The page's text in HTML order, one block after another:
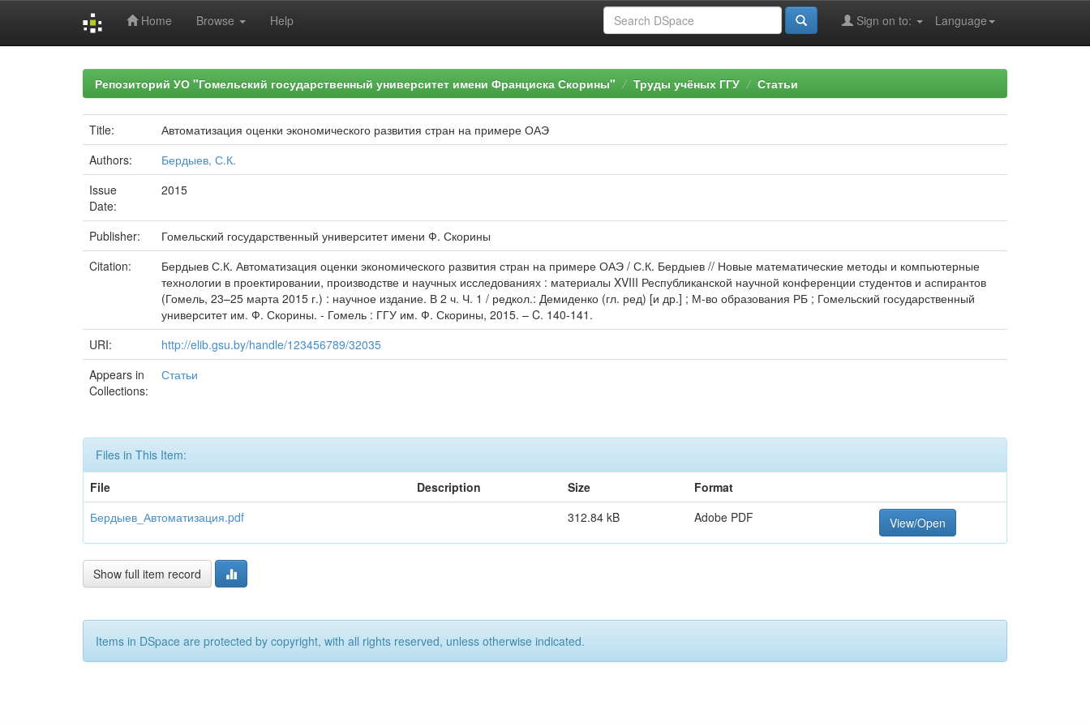
Home Browse Help Language
Sign on to:
Репозиторий УО "Гомельский государственный университет имени Франциска Скорины" Труды учёных ГГУ Статьи
Title:
Автоматизация оценки экономического развития стран на примере ОАЭ
Authors:
Бердыев, С.К.
Issue
Date:
2015
Publisher:
Гомельский государственный университет имени Ф. Скорины
Citation:
Бердыев С.К. Автоматизация оценки экономического развития стран на примере ОАЭ / С.К. Бердыев // Новые математические методы и компьютерные
технологии в проектировании, производстве и научных исследованиях : материалы XVIII Республиканской научной конференции студентов и аспирантов
(Гомель, 23–25 марта 2015 г.) : научное издание. В 2 ч. Ч. 1 / редкол.: Демиденко (гл. ред) [и др.] ; М-во образования РБ ; Гомельский государственный
университет им. Ф. Скорины. - Гомель : ГГУ им. Ф. Скорины, 2015. – C. 140-141.
URI:
http://elib.gsu.by/handle/123456789/32035
Appears in
Collections:
Статьи
Files in This Item:
File
Description Size
Format
Бердыев_Автоматизация.pdf
312.84 kB Adobe PDF View/Open
Show full item record
Items in DSpace are protected by copyright, with all rights reserved, unless otherwise indicated.